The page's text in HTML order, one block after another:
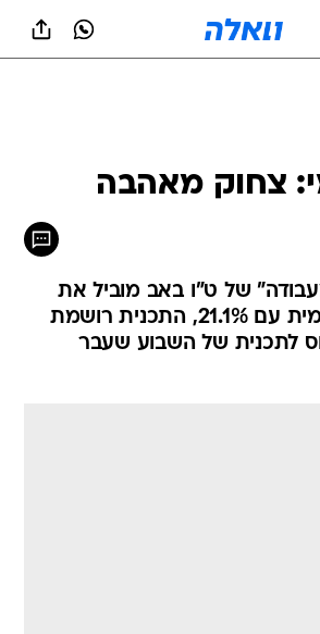
צחוק מאהבה
של ט"ו באב מוביל את
טבלת הצפיה היומית עם 21.1%, התכנית רושמת